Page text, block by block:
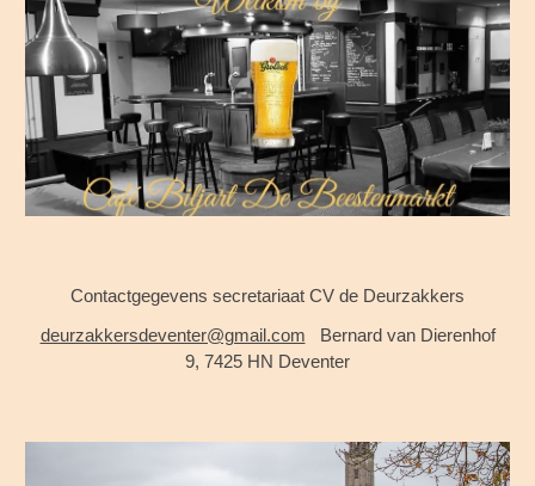
Contactgegevens secretariaat CV de Deurzakkers
deurzakkersdeventer@gmail.com Bernard van Dierenhof
9, 7425 HN Deventer